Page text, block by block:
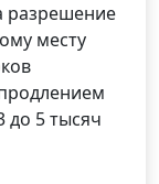
разрешение
месту
до 5 тысяч